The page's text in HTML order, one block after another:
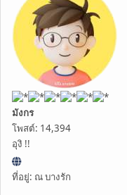
มังกร
โพสต์: 14,394
อุงิ !!
ที่อยู่: ณ บางรัก